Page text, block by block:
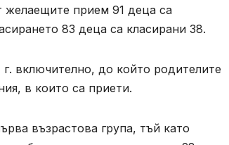
желаещите прием 91 деца са
83 деца са класирани 38.
включително, до който родителите
в които са приети.
възрастова група, тъй като